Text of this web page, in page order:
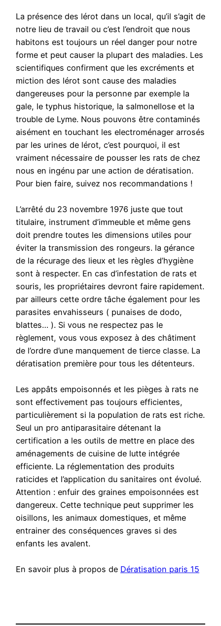
La présence des lérot dans un local, qu’il s’agit de
notre lieu de travail ou c’est l’endroit que nous
habitons est toujours un réel danger pour notre
forme et peut causer la plupart des maladies. Les
scientifiques confirment que les excréments et
miction des lérot sont cause des maladies
dangereuses pour la personne par exemple la
gale, le typhus historique, la salmonellose et la
trouble de Lyme. Nous pouvons être contaminés
aisément en touchant les electroménager arrosés
par les urines de lérot, c’est pourquoi, il est
vraiment nécessaire de pousser les rats de chez
nous en ingénu par une action de dératisation.
Pour bien faire, suivez nos recommandations !
L’arrêté du 23 novembre 1976 juste que tout
titulaire, instrument d’immeuble et même gens
doit prendre toutes les dimensions utiles pour
éviter la transmission des rongeurs. la gérance
de la récurage des lieux et les règles d’hygiène
sont à respecter. En cas d’infestation de rats et
souris, les propriétaires devront faire rapidement.
par ailleurs cette ordre tâche également pour les
parasites envahisseurs ( punaises de dodo,
blattes… ). Si vous ne respectez pas le
règlement, vous vous exposez à des châtiment
de l’ordre d’une manquement de tierce classe. La
dératisation première pour tous les détenteurs.
Les appâts empoisonnés et les pièges à rats ne
sont effectivement pas toujours efficientes,
particulièrement si la population de rats est riche.
Seul un pro antiparasitaire détenant la
certification a les outils de mettre en place des
aménagements de cuisine de lutte intégrée
efficiente. La réglementation des produits
raticides et l’application du sanitaires ont évolué.
Attention : enfuir des graines empoisonnées est
dangereux. Cette technique peut supprimer les
oisillons, les animaux domestiques, et même
entrainer des conséquences graves si des
enfants les avalent.
En savoir plus à propos de Dératisation paris 15